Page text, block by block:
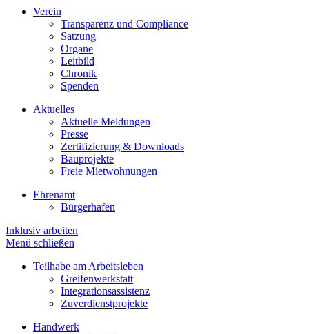
Verein
Transparenz und Compliance
Satzung
Organe
Leitbild
Chronik
Spenden
Aktuelles
Aktuelle Meldungen
Presse
Zertifizierung & Downloads
Bauprojekte
Freie Mietwohnungen
Ehrenamt
Bürgerhafen
Inklusiv arbeiten
Menü schließen
Teilhabe am Arbeitsleben
Greifenwerkstatt
Integrationsassistenz
Zuverdienstprojekte
Handwerk